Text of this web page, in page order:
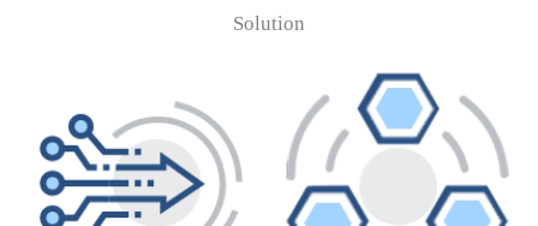
Solution